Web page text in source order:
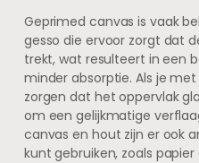
Geprimed canvas is vaak
gesso die ervoor zorgt dat
trekt, wat resulteert in een
minder absorptie. Als je
zorgen dat het oppervlak
om een gelijkmatige
canvas en hout zijn er ook
kunt gebruiken, zoals